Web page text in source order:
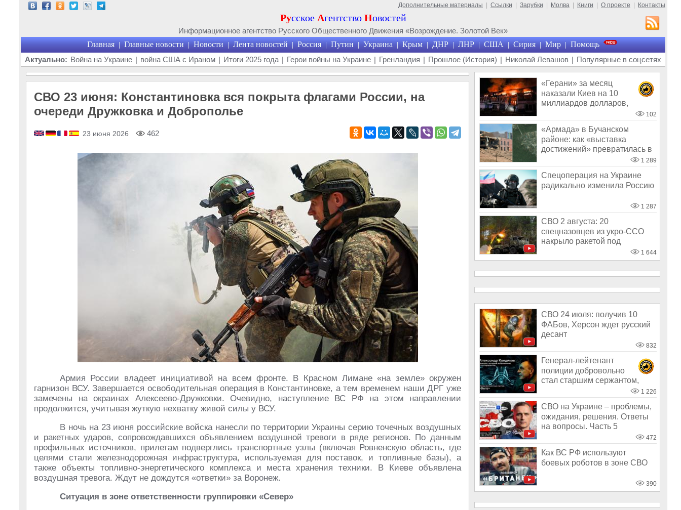
Дополнительные материалы Ссылки Зарубки Молва Книги О проекте Контакты
Русское Агентство Новостей
Информационное агентство Русского Общественного Движения «Возрождение. Золотой Век»
Главная | Главные новости | Новости | Лента новостей | Россия | Путин | Украина | Крым | ДНР | ЛНР | США | Сирия | Мир | Помощь
Актуально: Война на Украине | война США с Ираном | Итоги 2025 года | Герои войны на Украине | Гренландия | Прошлое (История) | Николай Левашов | Популярные в соцсетях
СВО 23 июня: Константиновка вся покрыта флагами России, на
очереди Дружковка и Доброполье
23 июня 2026 462
Армия России владеет инициативой на всем фронте. В Красном Лимане «на земле» окружен
гарнизон ВСУ. Завершается освободительная операция в Константиновке, а тем временем наши ДРГ уже
замечены на окраинах Алексеево-Дружковки. Очевидно, наступление ВС РФ на этом направлении
продолжится, учитывая жуткую нехватку живой силы у ВСУ.
В ночь на 23 июня российские войска нанесли по территории Украины серию точечных воздушных
и ракетных ударов, сопровождавшихся объявлением воздушной тревоги в ряде регионов. По данным
профильных источников, прилетам подверглись транспортные узлы (включая Ровненскую область, где
целями стали железнодорожная инфраструктура, используемая для поставок, и топливные базы), а
также объекты топливно-энергетического комплекса и места хранения техники. В Киеве объявлена
воздушная тревога. Ждут не дождутся «ответки» за Воронеж.
Ситуация в зоне ответственности группировки «Север»
«Герани» за месяц
наказали Киев на 10
миллиардов долларов,
экономика Украины обнуля 102
«Армада» в Бучанском
районе: как «выставка
достижений» превратилась в
1 289
Спецоперация на Украине
радикально изменила Россию
1 287
СВО 2 августа: 20
спецназовцев из укро-ССО
накрыло ракетой под
1 644
СВО 24 июля: получив 10
ФАБов, Херсон ждет русский
десант
832
Генерал-лейтенант
полиции добровольно
стал старшим сержантом,
1 226
СВО на Украине – проблемы,
ожидания, решения. Ответы
на вопросы. Часть 5
472
Как ВС РФ используют
боевых роботов в зоне СВО
390